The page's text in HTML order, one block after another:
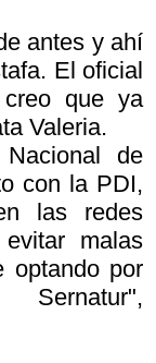
antes y ahí
El oficial
que ya
Valeria.
de
con la PDI,
las redes
malas
optando por